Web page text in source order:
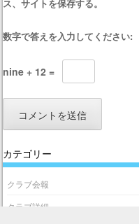
ス、サイトを保存する。
数字で答えを入力してください:
nine + 12 =
カテゴリー
クラブ会報
クラブ詳細